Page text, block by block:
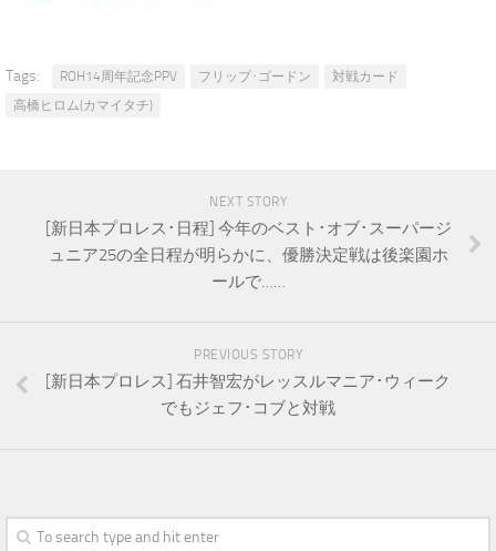
Tags: ROH14周年記念PPV フリップ･ゴードン
対戦カード
高橋ヒロム(カマイタチ)
NEXT STORY
[新日本プロレス･日程] 今年のベスト･オブ･スーパージ
ュニア25の全日程が明らかに、優勝決定戦は後楽園ホ
ールで……
PREVIOUS STORY
[新日本プロレス] 石井智宏がレッスルマニア･ウィーク
でもジェフ･コブと対戦